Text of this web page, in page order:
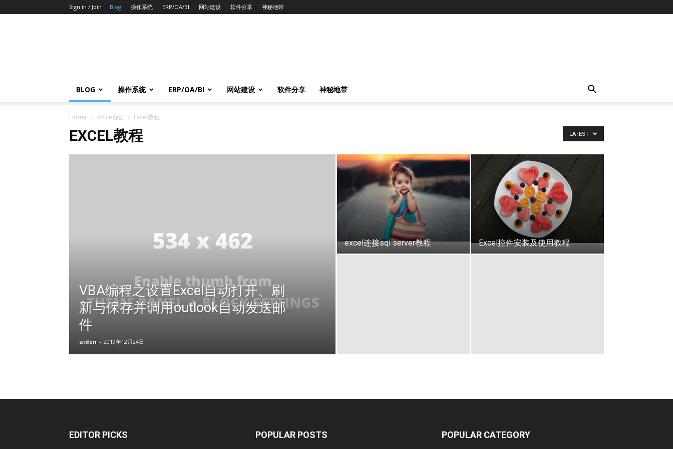
Sign in / Join Blog 操作系统 ERP/OA/BI 网站建设 软件分享 神秘地带
BLOG 操作系统 ERP/OA/BI 网站建设 软件分享 神秘地带
Home office办公 Excel教程
EXCEL教程 LATEST
VBA编程之设置Excel自动打开、刷
新与保存并调用outlook自动发送邮
件
aiden - 2019年12月24日
excel连接sql server教程 Excel控件安装及使用教程
EDITOR PICKS POPULAR POSTS POPULAR CATEGORY